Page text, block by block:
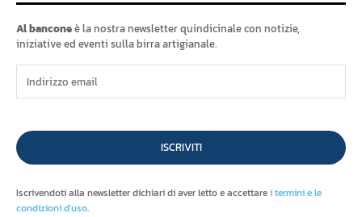
Al banconeè la nostra newsletter quindicinale con notizie,
iniziative ed eventi sulla birra artigianale.
ISCRIVITI
Iscrivendoti alla newsletter dichiari di aver letto e accettarei termini e le
condizioni d'uso.